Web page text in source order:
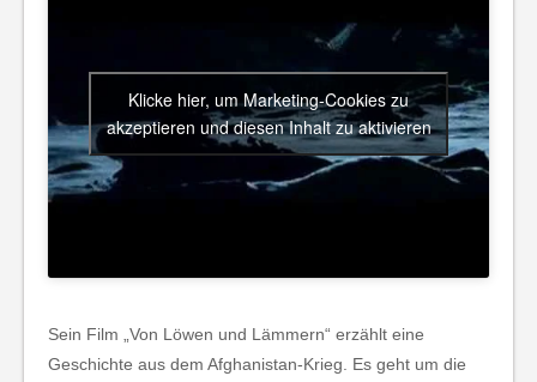
Klicke hier, um Marketing-Cookies zu
akzeptieren und diesen Inhalt zu aktivieren
Sein Film „Von Löwen und Lämmern“ erzählt eine
Geschichte aus dem Afghanistan-Krieg. Es geht um die